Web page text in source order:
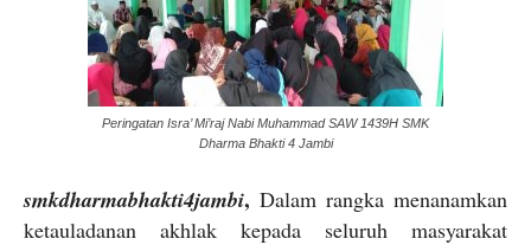
Peringatan Isra’ Mi’raj Nabi Muhammad SAW 1439H SMK
Dharma Bhakti 4 Jambi
smkdharmabhakti4jambi, Dalam rangka menanamkan
ketauladanan akhlak kepada seluruh masyarakat